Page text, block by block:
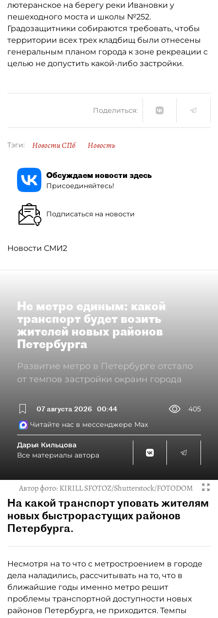
лютеранское на берегу реки Ивановки у
пешеходного моста и школы №252.
Градозащитники собираются требовать, чтобы
территории всех трех кладбищ были отнесены
генеральным планом города к зоне рекреации с
целью не допустить какой-либо застройки.
Поделиться:
Тэги: Новости СПб Новость
Обсуждаем новости здесь
Присоединяйтесь!
Подписаться на новости
Новости СМИ2
Не метро единым: какой
транспорт будет возить
жителей новых районов
Петербурга
Развитие метро в Петербурге отстало
от темпов застройки окраин города
07 августа 2026 00:44
405
Читайте нас в мессенджере Max
Дарья Кильцова
Все материалы автора
Автор фото:KIRILL SFOTOZ/Shutterstock/FOTODOM
На какой транспорт уповать жителям
новых быстрорастущих районов
Петербурга.
Несмотря на то что с метростроением в городе
дела наладились, рассчитывать на то, что в
ближайшие годы именно метро решит
проблемы транспортной доступности новых
районов Петербурга, не приходится. Темпы